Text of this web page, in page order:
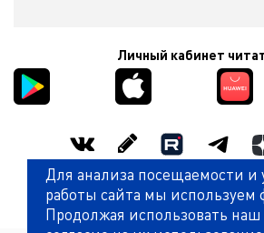
Личный кабинет
Оценить работу
Для анализа посещаемости и
работы сайта мы используем
Продолжая использовать наш